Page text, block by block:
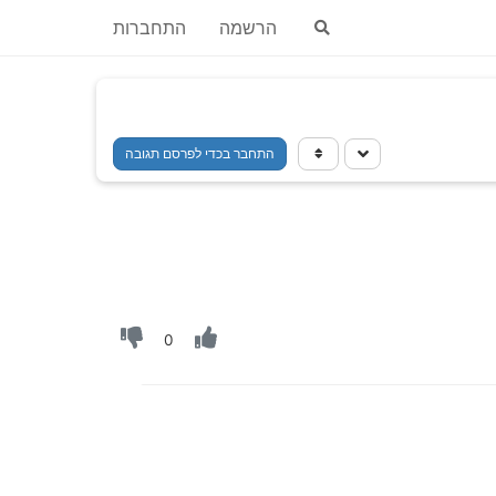
הרשמה התחברות
התחבר בכדי לפרסם תגובה
0